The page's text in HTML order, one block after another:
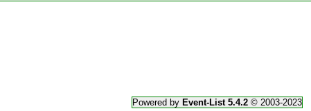
Powered by Event-List 5.4.2© 2003-2023